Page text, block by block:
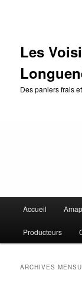
Les
Des paniers frais
principal
Accueil Amap
Producteurs
ARCHIVES